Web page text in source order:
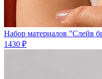
Набор материалов "Слейв
1430 ₽